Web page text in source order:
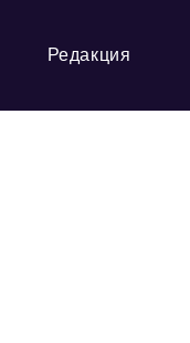
Редакция